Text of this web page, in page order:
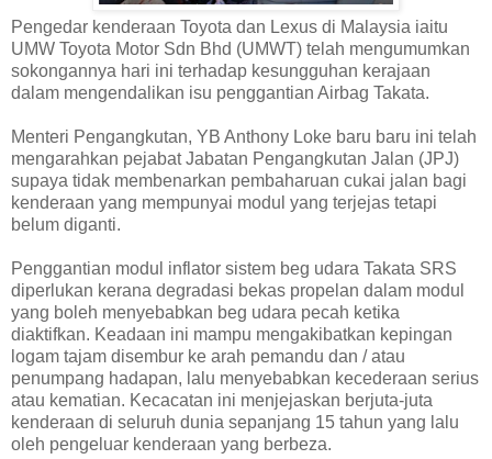
Pengedar kenderaan Toyota dan Lexus di Malaysia iaitu
UMW Toyota Motor Sdn Bhd (UMWT) telah mengumumkan
sokongannya hari ini terhadap kesungguhan kerajaan
dalam mengendalikan isu penggantian Airbag Takata.
Menteri Pengangkutan, YB Anthony Loke baru baru ini telah
mengarahkan pejabat Jabatan Pengangkutan Jalan (JPJ)
supaya tidak membenarkan pembaharuan cukai jalan bagi
kenderaan yang mempunyai modul yang terjejas tetapi
belum diganti.
Penggantian modul inflator sistem beg udara Takata SRS
diperlukan kerana degradasi bekas propelan dalam modul
yang boleh menyebabkan beg udara pecah ketika
diaktifkan. Keadaan ini mampu mengakibatkan kepingan
logam tajam disembur ke arah pemandu dan / atau
penumpang hadapan, lalu menyebabkan kecederaan serius
atau kematian. Kecacatan ini menjejaskan berjuta-juta
kenderaan di seluruh dunia sepanjang 15 tahun yang lalu
oleh pengeluar kenderaan yang berbeza.